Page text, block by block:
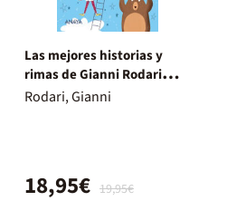
Las mejores historias y
rimas de Gianni Rodari
para los más pequeños
Rodari, Gianni
19,95€
18,95€